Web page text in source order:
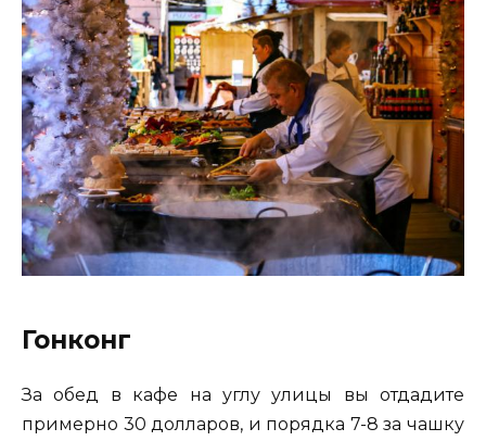
Гонконг
За обед в кафе на углу улицы вы отдадите
примерно 30 долларов, и порядка 7-8 за чашку